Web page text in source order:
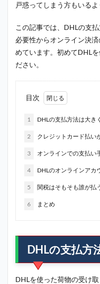
戸惑ってしまう方もいるよ
この記事では、DHLの支
必要性からオンライン決
めています。初めてDHL
ださい。
目次
1 DHLの支払方法は大き
2 クレジットカード払い
3 オンラインでの支払い
4 DHLのオンラインアカ
5 関税はそもそも誰が払
6 まとめ
DHLの支払方
DHLを使った荷物の受け